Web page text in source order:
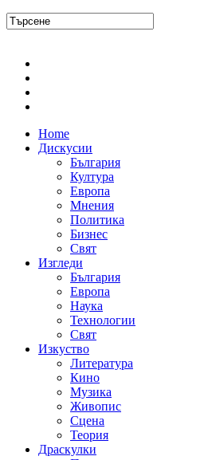
Home
Дискусии
България
Култура
Европа
Мнения
Политика
Бизнес
Свят
Изгледи
България
Европа
Наука
Технологии
Свят
Изкуство
Литература
Кино
Музика
Живопис
Сцена
Теория
Драскулки